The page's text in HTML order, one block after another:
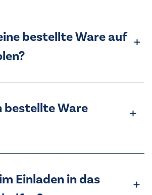
bestellte Ware auf
bestellte Ware
Einladen in das